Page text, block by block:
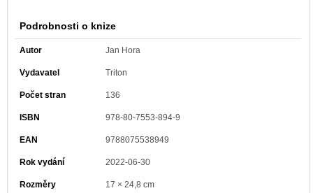
Podrobnosti o knize
Autor Jan Hora
Vydavatel Triton
Počet stran 136
ISBN 978-80-7553-894-9
EAN 9788075538949
Rok vydání 2022-06-30
Rozměry 17 × 24,8 cm